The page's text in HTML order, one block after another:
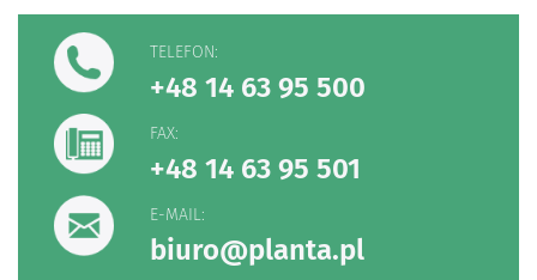
TELEFON:
+48 14 63 95 500
FAX:
+48 14 63 95 501
E-MAIL:
biuro@planta.pl